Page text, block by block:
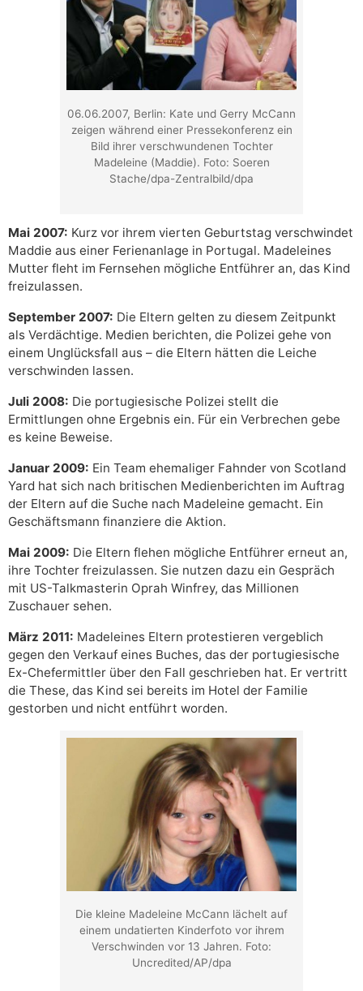
06.06.2007, Berlin: Kate und Gerry McCann
zeigen während einer Pressekonferenz ein
Bild ihrer verschwundenen Tochter
Madeleine (Maddie). Foto: Soeren
Stache/dpa-Zentralbild/dpa
Mai 2007: Kurz vor ihrem vierten Geburtstag verschwindet
Maddie aus einer Ferienanlage in Portugal. Madeleines
Mutter fleht im Fernsehen mögliche Entführer an, das Kind
freizulassen.
September 2007: Die Eltern gelten zu diesem Zeitpunkt
als Verdächtige. Medien berichten, die Polizei gehe von
einem Unglücksfall aus – die Eltern hätten die Leiche
verschwinden lassen.
Juli 2008: Die portugiesische Polizei stellt die
Ermittlungen ohne Ergebnis ein. Für ein Verbrechen gebe
es keine Beweise.
Januar 2009: Ein Team ehemaliger Fahnder von Scotland
Yard hat sich nach britischen Medienberichten im Auftrag
der Eltern auf die Suche nach Madeleine gemacht. Ein
Geschäftsmann finanziere die Aktion.
Mai 2009: Die Eltern flehen mögliche Entführer erneut an,
ihre Tochter freizulassen. Sie nutzen dazu ein Gespräch
mit US-Talkmasterin Oprah Winfrey, das Millionen
Zuschauer sehen.
März 2011: Madeleines Eltern protestieren vergeblich
gegen den Verkauf eines Buches, das der portugiesische
Ex-Chefermittler über den Fall geschrieben hat. Er vertritt
die These, das Kind sei bereits im Hotel der Familie
gestorben und nicht entführt worden.
Die kleine Madeleine McCann lächelt auf
einem undatierten Kinderfoto vor ihrem
Verschwinden vor 13 Jahren. Foto:
Uncredited/AP/dpa